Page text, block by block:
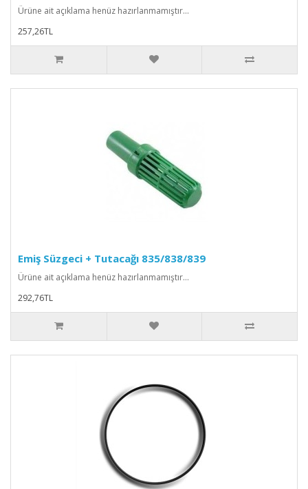
Ürüne ait açıklama henüz hazırlanmamıştır...
257,26TL
Emiş Süzgeci + Tutacağı 835/838/839
Ürüne ait açıklama henüz hazırlanmamıştır...
292,76TL